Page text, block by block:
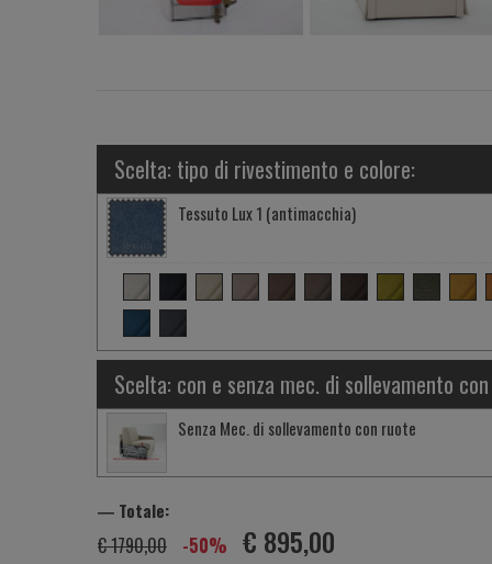
Scelta: tipo di rivestimento e colore:
Tessuto Lux 1 (antimacchia)
Scelta: con e senza mec. di sollevamento
Senza Mec. di sollevamento con ruote
― Totale:
€ 1790,00 -50% € 895,00